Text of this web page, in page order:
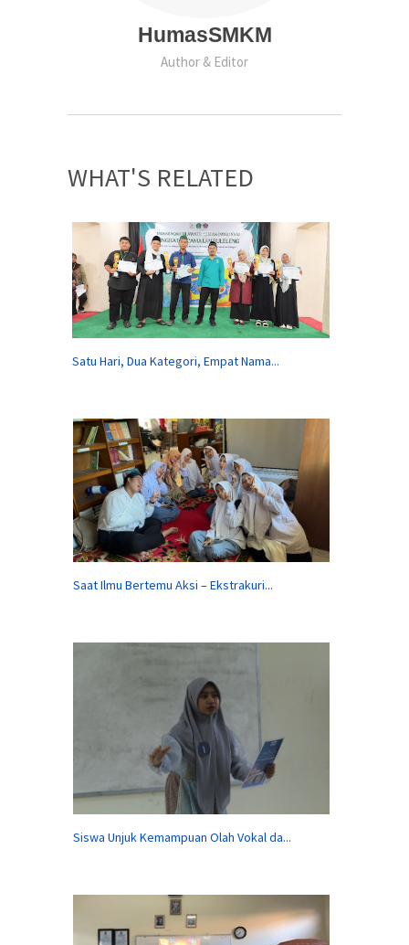
HumasSMKM
Author & Editor
WHAT'S RELATED
Satu Hari, Dua Kategori, Empat Nama...
Saat Ilmu Bertemu Aksi – Ekstrakuri...
Siswa Unjuk Kemampuan Olah Vokal da...